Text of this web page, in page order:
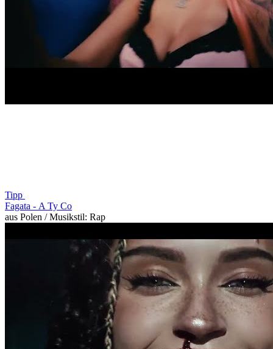
Tipp
Fagata - A Ty Co
aus Polen / Musikstil: Rap